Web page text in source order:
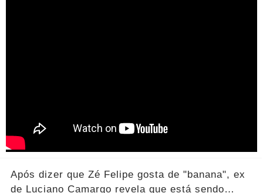
Após dizer que Zé Felipe gosta de "banana", ex
de Luciano Camargo revela que está sendo